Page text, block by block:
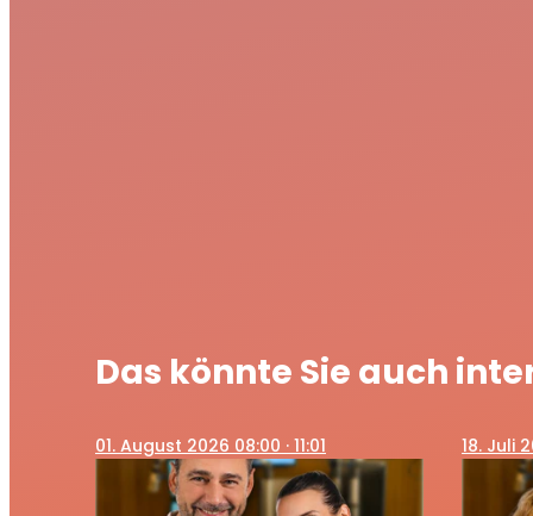
Das könnte Sie auch
01. August 2026 08:00 · 11:01 18. Juli